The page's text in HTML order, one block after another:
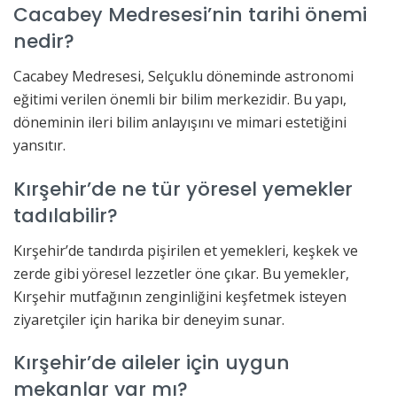
Cacabey Medresesi’nin tarihi önemi
nedir?
Cacabey Medresesi, Selçuklu döneminde astronomi
eğitimi verilen önemli bir bilim merkezidir. Bu yapı,
döneminin ileri bilim anlayışını ve mimari estetiğini
yansıtır.
Kırşehir’de ne tür yöresel yemekler
tadılabilir?
Kırşehir’de tandırda pişirilen et yemekleri, keşkek ve
zerde gibi yöresel lezzetler öne çıkar. Bu yemekler,
Kırşehir mutfağının zenginliğini keşfetmek isteyen
ziyaretçiler için harika bir deneyim sunar.
Kırşehir’de aileler için uygun
mekanlar var mı?